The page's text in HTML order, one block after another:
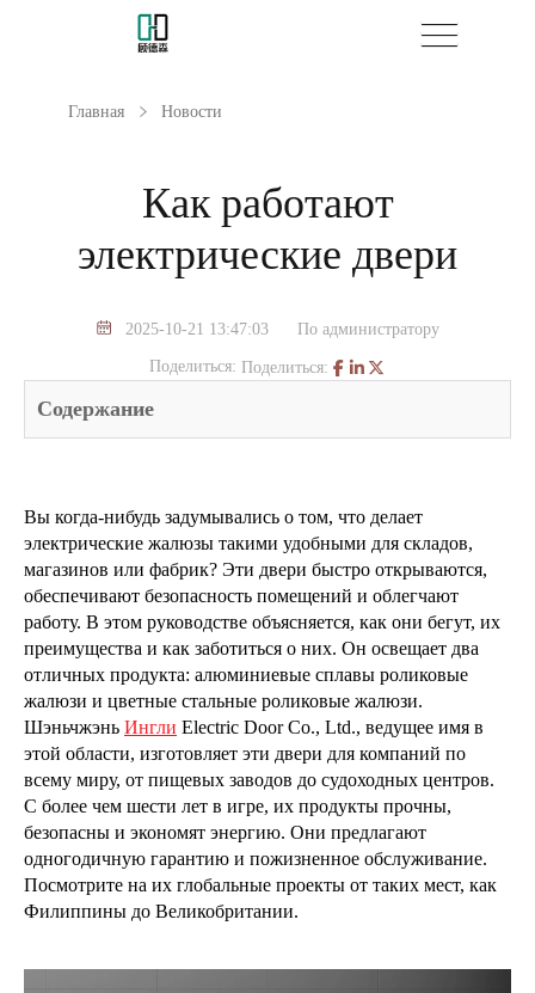
Главная Новости
Как работают
электрические двери
2025-10-21 13:47:03 По администратору
Поделиться: Поделиться:
Содержание
Вы когда-нибудь задумывались о том, что делает
электрические жалюзы такими удобными для складов,
магазинов или фабрик? Эти двери быстро открываются,
обеспечивают безопасность помещений и облегчают
работу. В этом руководстве объясняется, как они бегут, их
преимущества и как заботиться о них. Он освещает два
отличных продукта: алюминиевые сплавы роликовые
жалюзи и цветные стальные роликовые жалюзи.
Шэньчжэнь Ингли Electric Door Co., Ltd., ведущее имя в
этой области, изготовляет эти двери для компаний по
всему миру, от пищевых заводов до судоходных центров.
С более чем шести лет в игре, их продукты прочны,
безопасны и экономят энергию. Они предлагают
одногодичную гарантию и пожизненное обслуживание.
Посмотрите на их глобальные проекты от таких мест, как
Филиппины до Великобритании.